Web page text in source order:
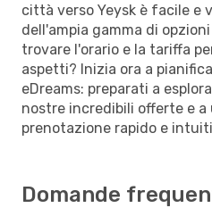
città verso Yeysk è facile e
dell'ampia gamma di
trovare l'orario e la tariffa
aspetti? Inizia ora a
eDreams: preparati a
nostre incredibili offerte e a
prenotazione rapido e
Domande